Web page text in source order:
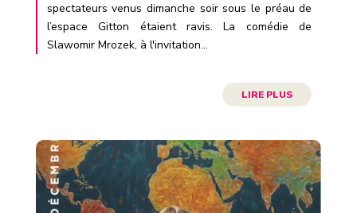
spectateurs venus dimanche soir sous le préau de
l’espace Gitton étaient ravis. La comédie de
Slawomir Mrozek, à l'invitation...
LIRE PLUS